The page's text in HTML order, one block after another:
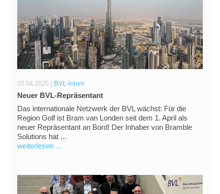
03.04.2025 | BVL-Intern
Neuer BVL-Repräsentant
Das internationale Netzwerk der BVL wächst: Für die
Region Golf ist Bram van Londen seit dem 1. April als
neuer Repräsentant an Bord! Der Inhaber von Bramble
Solutions hat ...
weiterlesen ...